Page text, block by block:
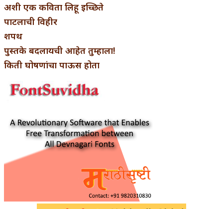
अशी एक कविता लिहू इच्छिते
पाटलाची विहीर
शपथ
पुस्तके बदलायची आहेत तुम्हाला!
किती घोषणांचा पाऊस होता